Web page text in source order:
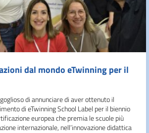
dal mondo eTwinning per il
di annunciare di aver ottenuto il
di eTwinning School Label per il biennio
europea che premia le scuole più
internazionale, nell’innovazione didattica